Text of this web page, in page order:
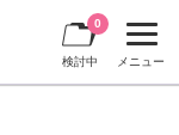
メニュー
検討中
0